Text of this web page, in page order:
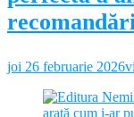
joi 26 februarie 2026